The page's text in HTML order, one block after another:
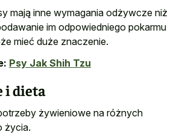
mają inne wymagania odżywcze niż
im odpowiedniego pokarmu
mieć duże znaczenie.
Psy Jak Shih Tzu
i dieta
żywieniowe na różnych
życia.